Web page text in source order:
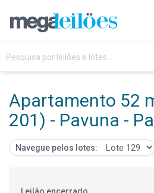
Apartamento 52
201) - Pavuna -
Navegue pelos lotes: